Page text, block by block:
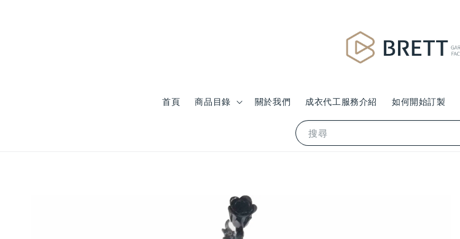
搜尋
首頁 商品目錄 關於我們 成衣代工服務介紹 如何開始訂製